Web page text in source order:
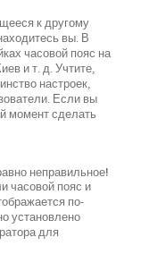
к другому
вы. В
часовой пояс на
и т. д. Учтите,
настроек,
Если вы
момент сделать
неправильное!
часовой пояс и
по-
установлено
для